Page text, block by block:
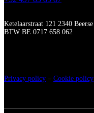
Ketelaarstraat 121 2340 Beerse
BTW BE 0717 658 062
Privacy policy – Cookie policy